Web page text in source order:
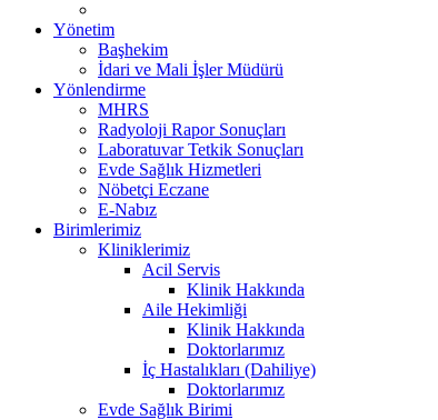
Yönetim
Başhekim
İdari ve Mali İşler Müdürü
Yönlendirme
MHRS
Radyoloji Rapor Sonuçları
Laboratuvar Tetkik Sonuçları
Evde Sağlık Hizmetleri
Nöbetçi Eczane
E-Nabız
Birimlerimiz
Kliniklerimiz
Acil Servis
Klinik Hakkında
Aile Hekimliği
Klinik Hakkında
Doktorlarımız
İç Hastalıkları (Dahiliye)
Doktorlarımız
Evde Sağlık Birimi